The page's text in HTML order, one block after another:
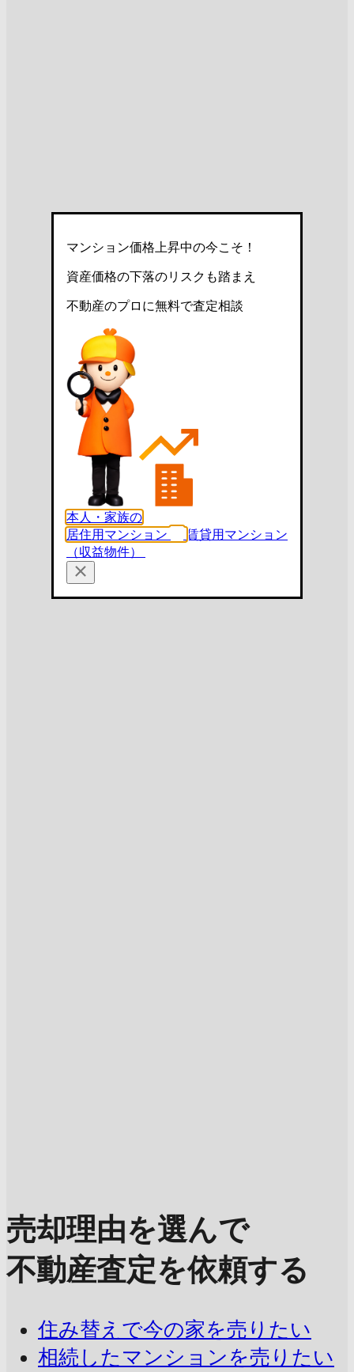
売却理由を選んで
不動産査定を依頼する
住み替えで今の家を売りたい
相続したマンションを売りたい
マンション価格上昇中の今こそ！
資産価格の下落のリスクも踏まえ
不動産のプロに無料で査定相談
本人・家族の
居住用マンション
賃貸用マンション
（収益物件）